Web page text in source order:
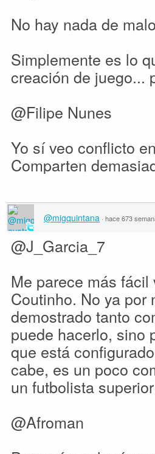
No hay nada de
Simplemente es lo
creación de juego...
@Filipe Nunes
Yo sí veo conflicto
Comparten
@migquintana · hace 673
@J_Garcia_7
Me parece más
Coutinho. No ya por
demostrado tanto
puede hacerlo, sino
que está
cabe, es un poco
un futbolista
@Afroman